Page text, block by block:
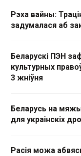
Рэха вайны:
задумалася аб
Беларускі ПЭН
культурных
3 жніўня
Беларусь на
для украінскіх
Расія можа